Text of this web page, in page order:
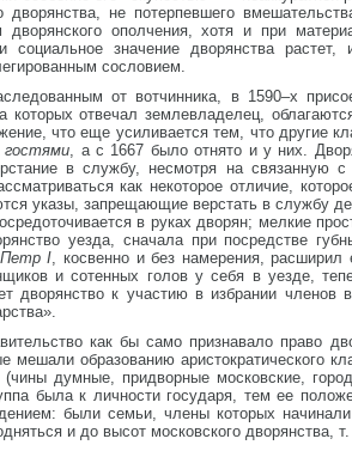
дворянства, не потерпевшего
ополчения, хотя и при
социальное значение дворянства
сословием.
от вотчинника, в 1590–х
которых отвечал землевладелец,
что еще усиливается тем, что другие
гостями, а с 1667 было отнято и у них.
в службу, несмотря на
как некоторое отличие,
указы, запрещающие верстать в службу
в руках дворян; мелкие
уезда, сначала при посредстве
Петр I, косвенно и без намерения,
и сотенных голов у себя в уезде,
дворянство к участию в избрании
как бы само признавало право
мешали образованию
думные, придворные московские,
была к личности государя, тем ее
были семьи, члены которых
и до высот московского дворянства,